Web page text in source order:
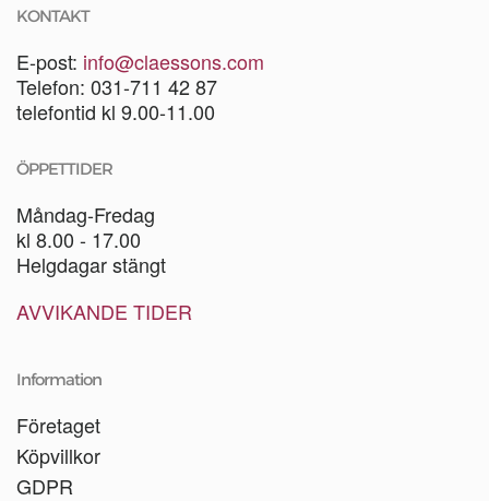
KONTAKT
E-post: info@claessons.com
Telefon: 031-711 42 87
telefontid kl 9.00-11.00
ÖPPETTIDER
Måndag-Fredag
kl 8.00 - 17.00
Helgdagar stängt
AVVIKANDE TIDER
Information
Företaget
Köpvillkor
GDPR